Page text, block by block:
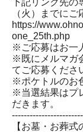
下記リンク先の
（火）までにご
https://
one_25th.php
※ご応募はお一
※既にメルマガ
てご応募くださ
※ポケトルのお
※当選結果はプ
だきます。
【お墓・お葬式